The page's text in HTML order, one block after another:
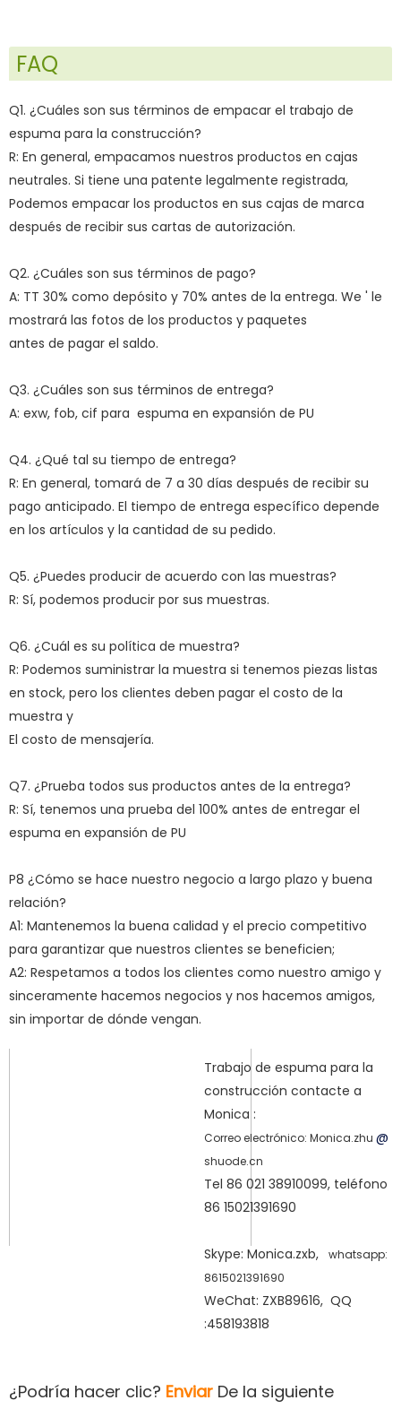
FAQ
Q1. ¿Cuáles son sus términos de empacar el trabajo de
espuma para la construcción?
R: En general, empacamos nuestros productos en cajas
neutrales. Si tiene una patente legalmente registrada,
Podemos empacar los productos en sus cajas de marca
después de recibir sus cartas de autorización.
Q2. ¿Cuáles son sus términos de pago?
A: TT 30% como depósito y 70% antes de la entrega. We ' le
mostrará las fotos de los productos y paquetes
antes de pagar el saldo.
Q3. ¿Cuáles son sus términos de entrega?
A: exw, fob, cif para espuma en expansión de PU
Q4. ¿Qué tal su tiempo de entrega?
R: En general, tomará de 7 a 30 días después de recibir su
pago anticipado. El tiempo de entrega específico depende
en los artículos y la cantidad de su pedido.
Q5. ¿Puedes producir de acuerdo con las muestras?
R: Sí, podemos producir por sus muestras.
Q6. ¿Cuál es su política de muestra?
R: Podemos suministrar la muestra si tenemos piezas listas
en stock, pero los clientes deben pagar el costo de la
muestra y
El costo de mensajería.
Q7. ¿Prueba todos sus productos antes de la entrega?
R: Sí, tenemos una prueba del 100% antes de entregar el
espuma en expansión de PU
P8 ¿Cómo se hace nuestro negocio a largo plazo y buena
relación?
A1: Mantenemos la buena calidad y el precio competitivo
para garantizar que nuestros clientes se beneficien;
A2: Respetamos a todos los clientes como nuestro amigo y
sinceramente hacemos negocios y nos hacemos amigos,
sin importar de dónde vengan.
Trabajo de espuma para la
construcción contacte a
Monica :
Correo electrónico: Monica.zhu @
shuode.cn
Tel 86 021 38910099, teléfono
86 15021391690
Skype: Monica.zxb,
whatsapp:
8615021391690
WeChat: ZXB89616, QQ
:458193818
¿Podría hacer clic? Enviar De la siguiente